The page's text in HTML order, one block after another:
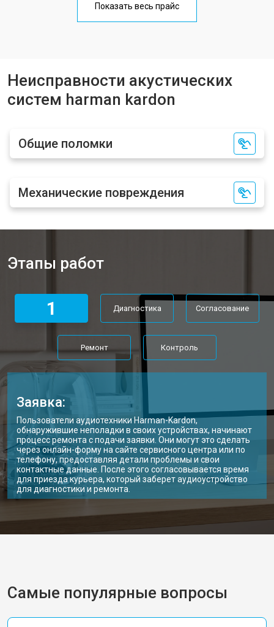
Показать весь прайс
Неисправности акустических
систем harman kardon
Общие поломки
Механические повреждения
Этапы работ
1 Диагностика Согласование
Ремонт Контроль
Заявка:
Пользователи аудиотехники Harman-Kardon,
обнаружившие неполадки в своих устройствах, начинают
процесс ремонта с подачи заявки. Они могут это сделать
через онлайн-форму на сайте сервисного центра или по
телефону, предоставляя детали проблемы и свои
контактные данные. После этого согласовывается время
для приезда курьера, который заберет аудиоустройство
для диагностики и ремонта.
Самые популярные вопросы